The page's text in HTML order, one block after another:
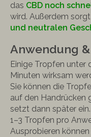
das CBD noch
wird. Außerdem
und neutralen
Anwendung
Einige Tropfen unter
Minuten wirksam
Sie können die
auf den Handrücken
setzt dann später
1–3 Tropfen pro
Ausprobieren